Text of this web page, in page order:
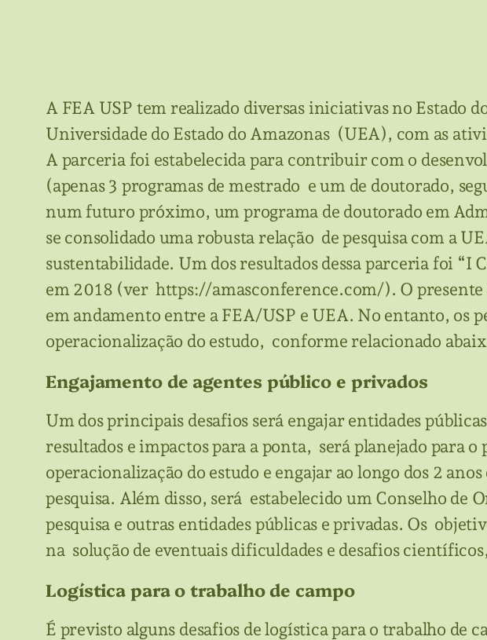
A FEA USP tem realizado diversas iniciativas no Estado
Universidade do Estado do Amazonas (UEA), com as
A parceria foi estabelecida para contribuir com o
(apenas 3 programas de mestrado e um de doutorado,
num futuro próximo, um programa de doutorado em
se consolidado uma robusta relação de pesquisa com a
sustentabilidade. Um dos resultados dessa parceria foi “I
em 2018 (ver https://amasconference.com/). O presente
em andamento entre a FEA/USP e UEA. No entanto, os
operacionalização do estudo, conforme relacionado
Engajamento de agentes público e privados
Um dos principais desafios será engajar entidades
resultados e impactos para a ponta, será planejado para
operacionalização do estudo e engajar ao longo dos 2
pesquisa. Além disso, será estabelecido um Conselho
pesquisa e outras entidades públicas e privadas. Os
na solução de eventuais dificuldades e desafios
Logística para o trabalho de campo
É previsto alguns desafios de logística para o trabalho de